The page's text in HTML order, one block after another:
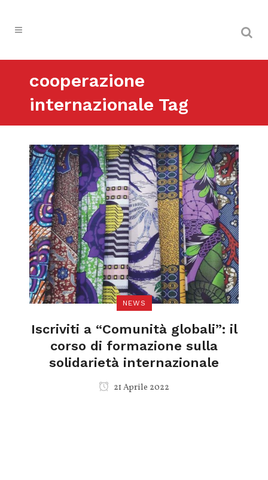
cooperazione
internazionale Tag
NEWS
Iscriviti a “Comunità globali”: il
corso di formazione sulla
solidarietà internazionale
21 Aprile 2022